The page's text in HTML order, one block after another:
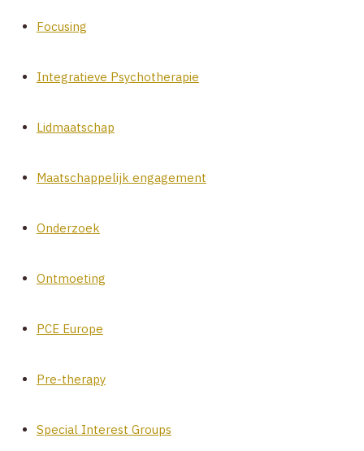
Focusing
Integratieve Psychotherapie
Lidmaatschap
Maatschappelijk engagement
Onderzoek
Ontmoeting
PCE Europe
Pre-therapy
Special Interest Groups